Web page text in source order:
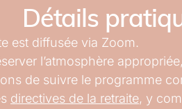
Détails
est diffusée via Zoom.
l’atmosphère
de suivre le programme
directives de la retraite, y